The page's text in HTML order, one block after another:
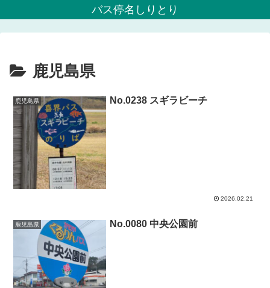
バス停名しりとり
鹿児島県
鹿児島県 No.0238 スギラビーチ
2026.02.21
鹿児島県 No.0080 中央公園前